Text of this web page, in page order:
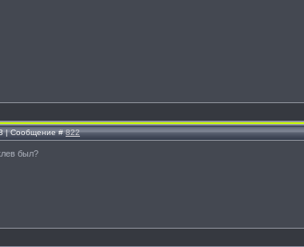
| Сообщение #822
был?